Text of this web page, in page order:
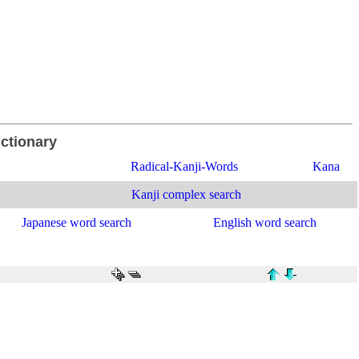
Radical-Kanji-Words Kana
Kanji complex search
Japanese word search English word search